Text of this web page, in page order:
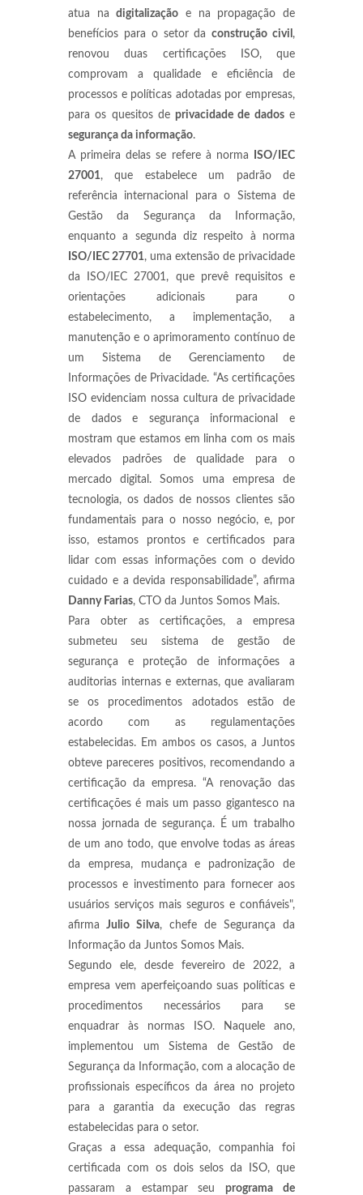
atua nadigitalização e na propagação de
benefícios para o setor daconstrução civil ,
renovou duas certificações ISO, que
comprovam a qualidade e eficiência de
processos e políticas adotadas por empresas,
para os quesitos deprivacidade de dadose
segurança da informação.
A primeira delas se refere à norma
ISO/IEC
27001, que estabelece um padrão de
referência internacional para o Sistema de
Gestão da Segurança da Informação,
enquanto a segunda diz respeito à norma
ISO/IEC 27701, uma extensão de privacidade
da ISO/IEC 27001, que prevê requisitos e
orientações adicionais para o
estabelecimento, a implementação, a
manutenção e o aprimoramento contínuo de
um Sistema de Gerenciamento de
Informações de Privacidade. “As certificações
ISO evidenciam nossa cultura de privacidade
de dados e segurança informacional e
mostram que estamos em linha com os mais
elevados padrões de qualidade para o
mercado digital. Somos uma empresa de
tecnologia, os dados de nossos clientes são
fundamentais para o nosso negócio, e, por
isso, estamos prontos e certificados para
lidar com essas informações com o devido
cuidado e a devida responsabilidade”, afirma
Danny Farias, CTO da Juntos Somos Mais.
Para obter as certificações, a empresa
submeteu seu sistema de gestão de
segurança e proteção de informações a
auditorias internas e externas, que avaliaram
se os procedimentos adotados estão de
acordo com as regulamentações
estabelecidas. Em ambos os casos, a Juntos
obteve pareceres positivos, recomendando a
certificação da empresa. “A renovação das
certificações é mais um passo gigantesco na
nossa jornada de segurança. É um trabalho
de um ano todo, que envolve todas as áreas
da empresa, mudança e padronização de
processos e investimento para fornecer aos
usuários serviços mais seguros e confiáveis",
afirma Julio Silva, chefe de Segurança da
Informação da Juntos Somos Mais.
Segundo ele, desde fevereiro de 2022, a
empresa vem aperfeiçoando suas políticas e
procedimentos necessários para se
enquadrar às normas ISO. Naquele ano,
implementou um Sistema de Gestão de
Segurança da Informação, com a alocação de
profissionais específicos da área no projeto
para a garantia da execução das regras
estabelecidas para o setor.
Graças a essa adequação, companhia foi
certificada com os dois selos da ISO, que
passaram a estampar seuprograma de